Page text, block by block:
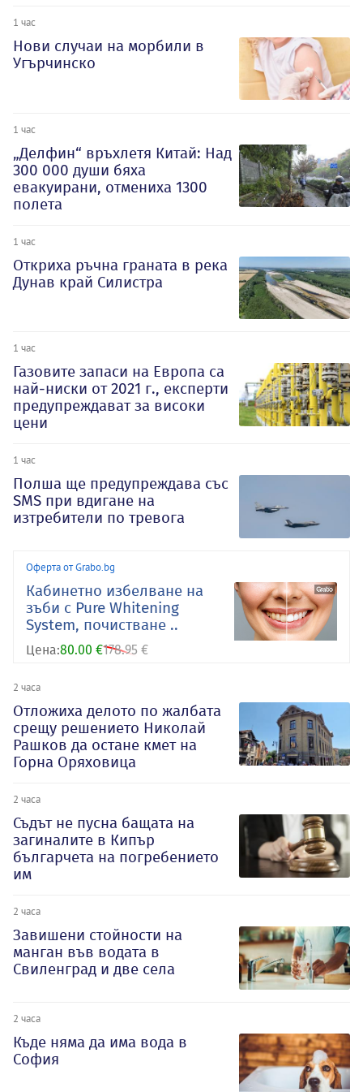
1 час
Нови случаи на морбили в
Угърчинско
1 час
„Делфин“ връхлетя Китай: Над
300 000 души бяха
евакуирани, отмениха 1300
полета
1 час
Откриха ръчна граната в река
Дунав край Силистра
1 час
Газовите запаси на Европа са
най-ниски от 2021 г., експерти
предупреждават за високи
цени
1 час
Полша ще предупреждава със
SMS при вдигане на
изтребители по тревога
Оферта от Grabo.bg
Кабинетно избелване на
зъби с Pure Whitening
System, почистване ..
Цена:80.00 €178.95 €
2 часа
Отложиха делото по жалбата
срещу решението Николай
Рашков да остане кмет на
Горна Оряховица
2 часа
Съдът не пусна бащата на
загиналите в Кипър
българчета на погребението
им
2 часа
Завишени стойности на
манган във водата в
Свиленград и две села
2 часа
Къде няма да има вода в
София